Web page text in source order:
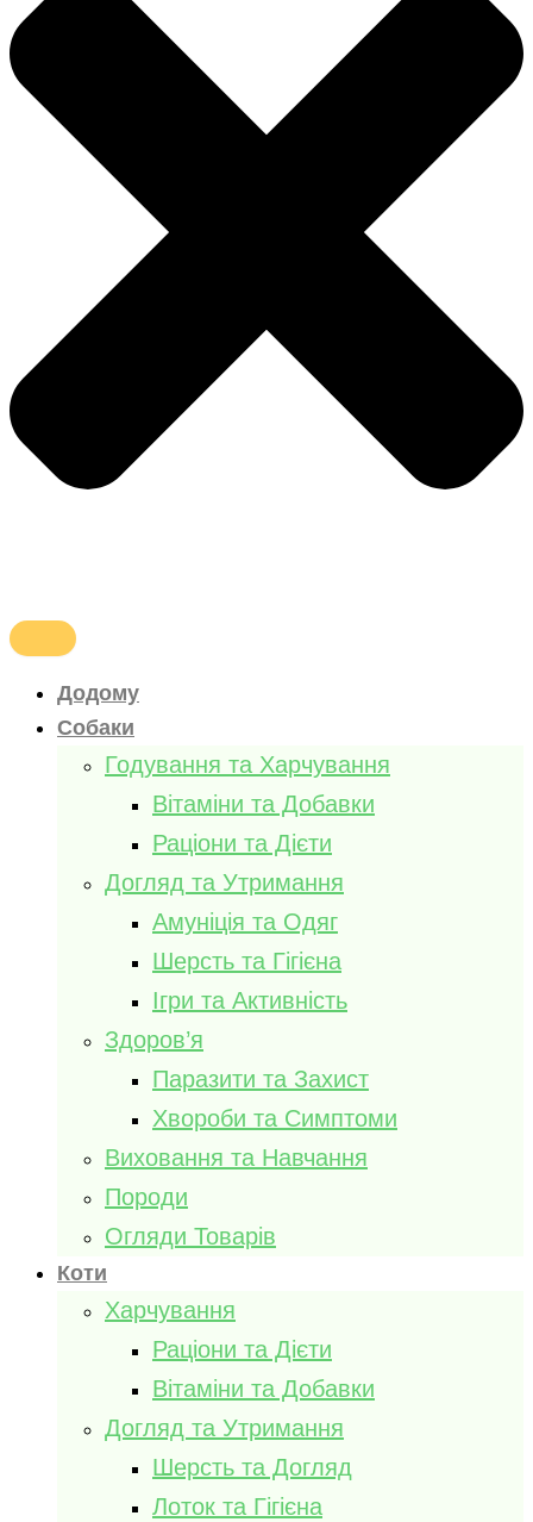
Додому
Собаки
Годування та Харчування
Вітаміни та Добавки
Раціони та Дієти
Догляд та Утримання
Амуніція та Одяг
Шерсть та Гігієна
Ігри та Активність
Здоров’я
Паразити та Захист
Хвороби та Симптоми
Виховання та Навчання
Породи
Огляди Товарів
Коти
Харчування
Раціони та Дієти
Вітаміни та Добавки
Догляд та Утримання
Шерсть та Догляд
Лоток та Гігієна